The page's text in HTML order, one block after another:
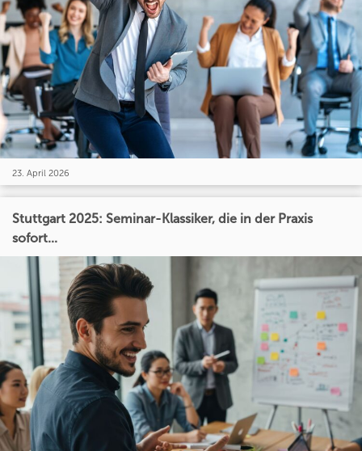
23. April 2026
Stuttgart 2025: Seminar-Klassiker, die in der Praxis
sofort...